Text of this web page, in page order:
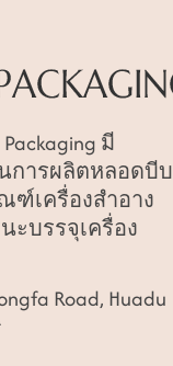
มี
การผลิตหลอดบีบ
ฑ์เครื่องสำอาง
ะบรรจุเครื่อง
Road, Huadu